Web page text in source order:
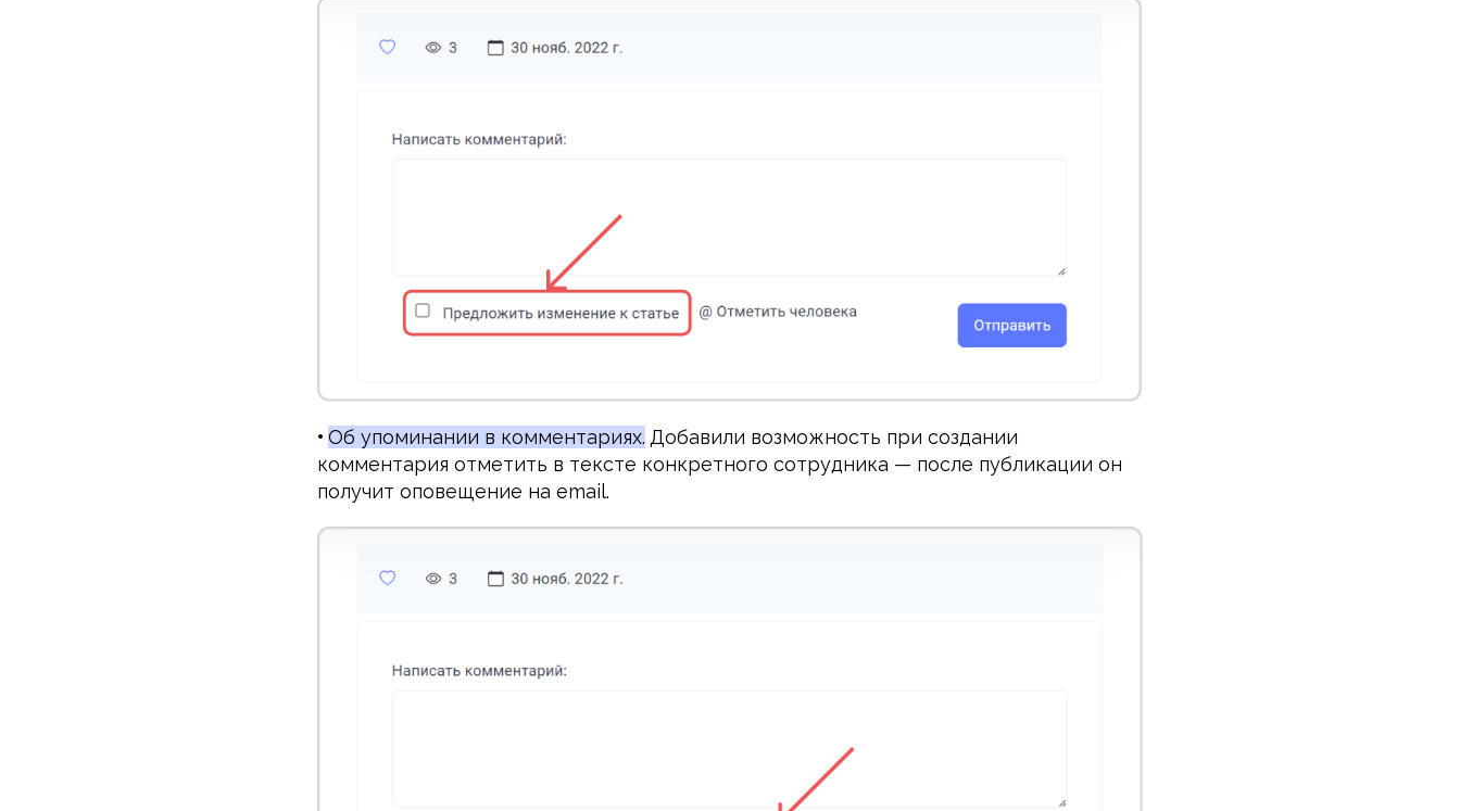
• Об упоминании в комментариях. Добавили возможность при создании
комментария отметить в тексте конкретного сотрудника — после публикации он
получит оповещение на email.